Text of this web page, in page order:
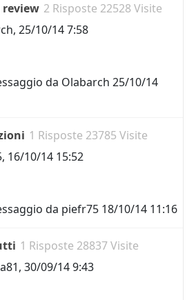
2 Risposte 22528 Visite
, 25/10/14 7:58
da Olabarch 25/10/14
1 Risposte 23785 Visite
, 16/10/14 15:52
da piefr75 18/10/14 11:16
1 Risposte 28837 Visite
, 30/09/14 9:43